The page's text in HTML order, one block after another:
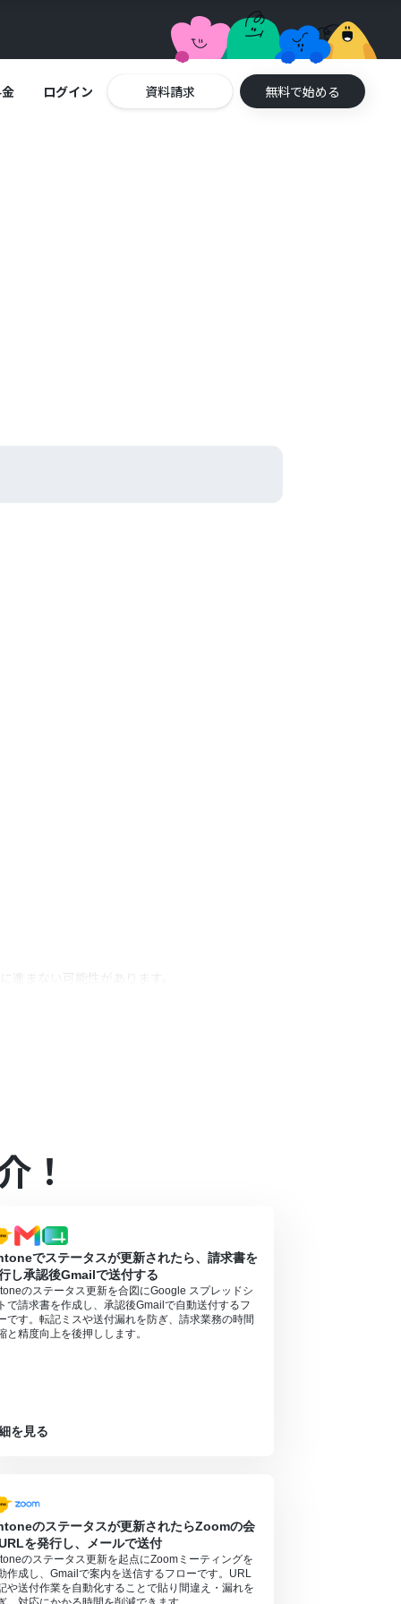
ログイン 資料請求 無料で始める
まない可能性があります。
合は設定しているフローボットのオペレーシ
！
でステータスが更新されたら、請求書を
し承認後Gmailで送付する
のステータス更新を合図にGoogle スプレッドシ
で請求書を作成し、承認後Gmailで自動送付するフ
です。転記ミスや送付漏れを防ぎ、請求業務の時間
と精度向上を後押しします。
を見る
のステータスが更新されたらZoomの会
を発行し、メールで送付
のステータス更新を起点にZoomミーティングを
作成し、Gmailで案内を送信するフローです。URL
や送付作業を自動化することで貼り間違え・漏れを